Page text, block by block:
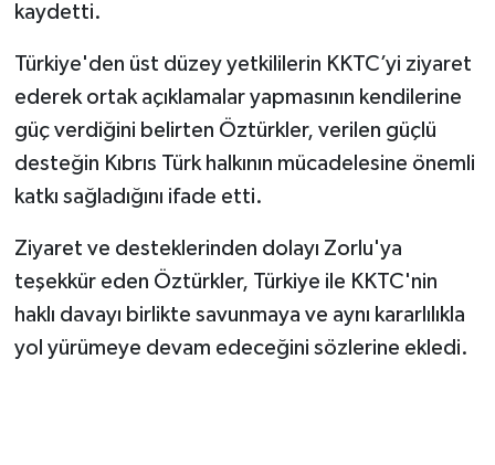
kaydetti.
Türkiye'den üst düzey yetkililerin KKTC’yi ziyaret
ederek ortak açıklamalar yapmasının kendilerine
güç verdiğini belirten Öztürkler, verilen güçlü
desteğin Kıbrıs Türk halkının mücadelesine önemli
katkı sağladığını ifade etti.
Ziyaret ve desteklerinden dolayı Zorlu'ya
teşekkür eden Öztürkler, Türkiye ile KKTC'nin
haklı davayı birlikte savunmaya ve aynı kararlılıkla
yol yürümeye devam edeceğini sözlerine ekledi.